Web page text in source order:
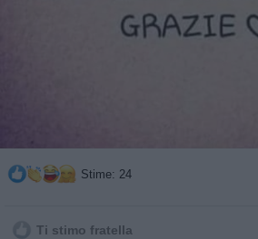
Stime: 24
Ti stimo fratella